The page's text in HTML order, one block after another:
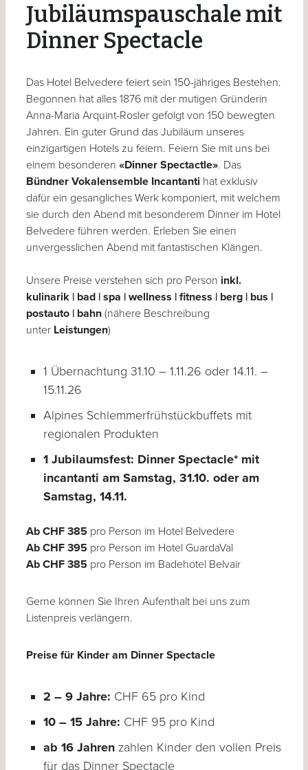
Jubiläumspauschale mit
Dinner Spectacle
Das Hotel Belvedere feiert sein 150-jähriges Bestehen.
Begonnen hat alles 1876 mit der mutigen Gründerin
Anna-Maria Arquint-Rosler gefolgt von 150 bewegten
Jahren. Ein guter Grund das Jubiläum unseres
einzigartigen Hotels zu feiern. Feiern Sie mit uns bei
einem besonderen «Dinner Spectactle». Das
Bündner Vokalensemble Incantanti hat exklusiv
dafür ein gesangliches Werk komponiert, mit welchem
sie durch den Abend mit besonderem Dinner im Hotel
Belvedere führen werden. Erleben Sie einen
unvergesslichen Abend mit fantastischen Klängen.
Unsere Preise verstehen sich pro Person inkl.
kulinarik | bad | spa | wellness | fitness | berg | bus |
postauto | bahn(nähere Beschreibung
unter Leistungen)
1 Übernachtung 31.10 – 1.11.26 oder 14.11. –
15.11.26
Alpines Schlemmerfrühstückbuffets mit
regionalen Produkten
1 Jubilaumsfest: Dinner Spectacle* mit
incantanti am Samstag, 31.10. oder am
Samstag, 14.11.
Ab CHF 385 pro Person im Hotel Belvedere
Ab CHF 395 pro Person im Hotel GuardaVal
Ab CHF 385 pro Person im Badehotel Belvair
Gerne können Sie Ihren Aufenthalt bei uns zum
Listenpreis verlängern.
Preise für Kinder am Dinner Spectacle
2 – 9 Jahre: CHF 65 pro Kind
10 – 15 Jahre: CHF 95 pro Kind
ab 16 Jahrenzahlen Kinder den vollen Preis
für das Dinner Spectacle